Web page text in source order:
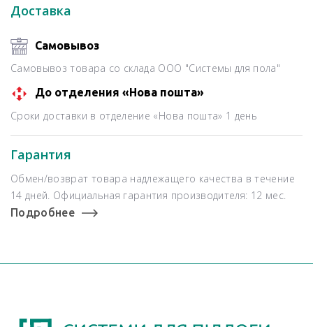
Доставка
Самовывоз
Самовывоз товара со склада ООО "Системы для пола"
До отделения «Нова пошта»
Сроки доставки в отделение «Нова пошта» 1 день
Гарантия
Обмен/возврат товара надлежащего качества в течение
14 дней. Официальная гарантия производителя: 12 мес.
Подробнее